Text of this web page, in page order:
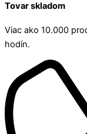
Tovar skladom
Viac ako 10.000
hodín.